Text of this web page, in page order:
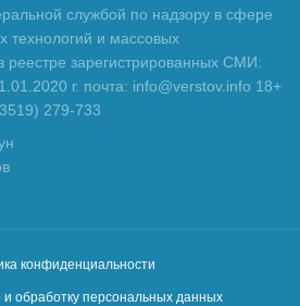
службой по надзору в сфере
технологий и массовых
реестре зарегистрированных СМИ:
г. почта: info@verstov.info 18+
279-733
конфиденциальности
и обработку персональных данных